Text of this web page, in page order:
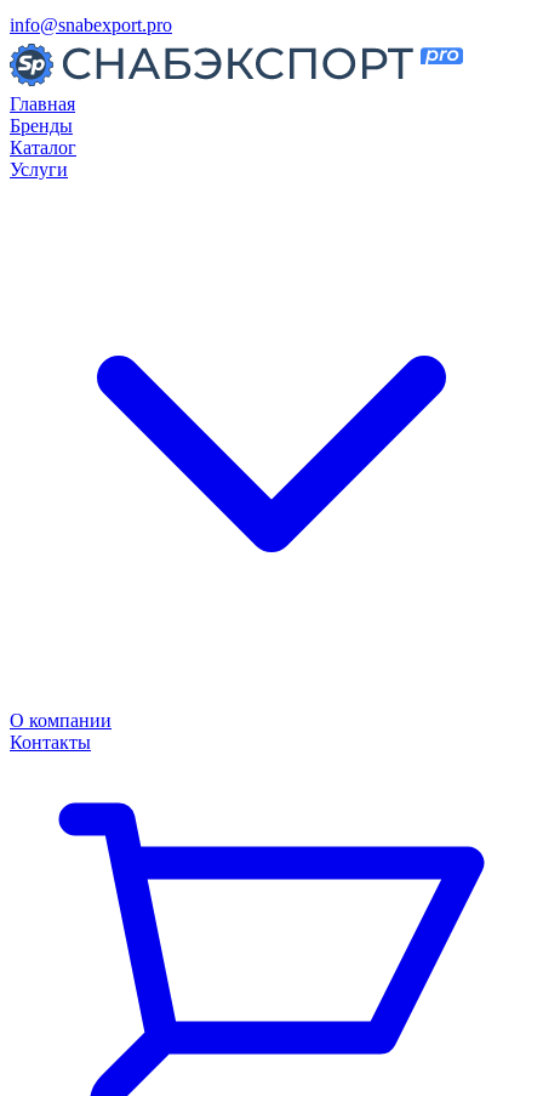
info@snabexport.pro
Главная
Бренды
Каталог
Услуги
О компании
Контакты